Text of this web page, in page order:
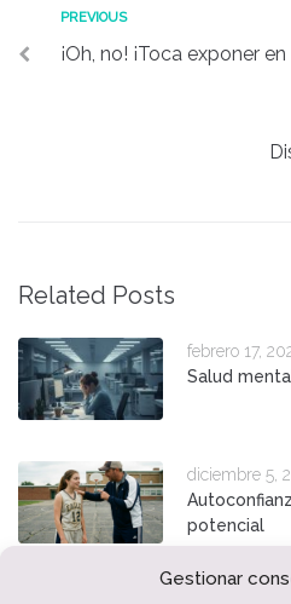
Gestionar
Navegación
de
Previous
PREVIOUS
¡Oh, no! ¡Toca exponer
Related Posts
febrero 17,
Salud
diciembre 5,
potencial